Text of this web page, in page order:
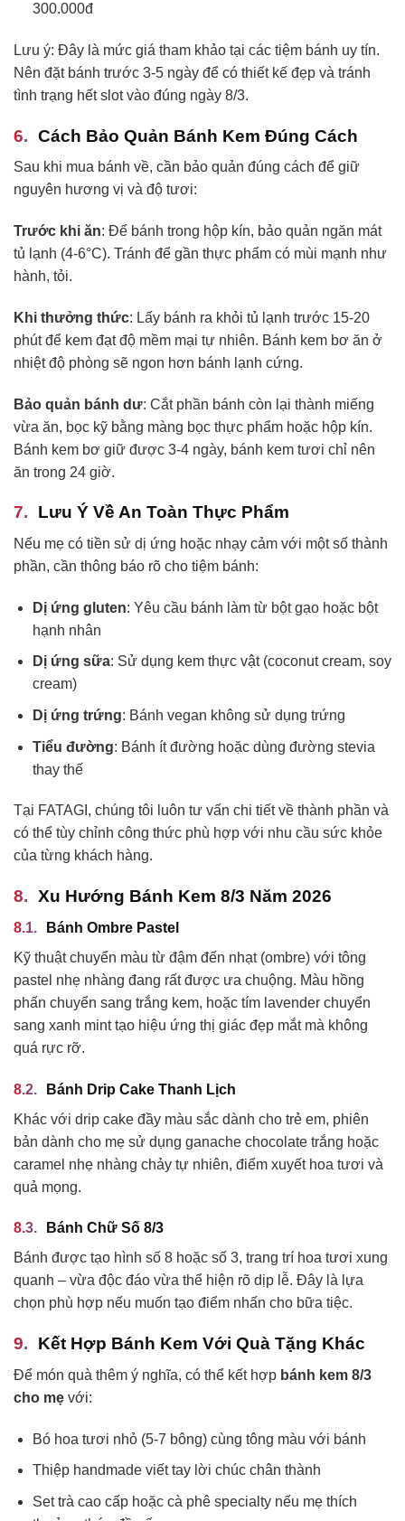
300.000đ
Lưu ý: Đây là mức giá tham khảo tại các tiệm bánh uy tín.
Nên đặt bánh trước 3-5 ngày để có thiết kế đẹp và tránh
tình trạng hết slot vào đúng ngày 8/3.
Cách Bảo Quản Bánh Kem Đúng Cách
Sau khi mua bánh về, cần bảo quản đúng cách để giữ
nguyên hương vị và độ tươi:
Trước khi ăn: Để bánh trong hộp kín, bảo quản ngăn mát
tủ lạnh (4-6°C). Tránh để gần thực phẩm có mùi mạnh như
hành, tỏi.
Khi thưởng thức: Lấy bánh ra khỏi tủ lạnh trước 15-20
phút để kem đạt độ mềm mại tự nhiên. Bánh kem bơ ăn ở
nhiệt độ phòng sẽ ngon hơn bánh lạnh cứng.
Bảo quản bánh dư: Cắt phần bánh còn lại thành miếng
vừa ăn, bọc kỹ bằng màng bọc thực phẩm hoặc hộp kín.
Bánh kem bơ giữ được 3-4 ngày, bánh kem tươi chỉ nên
ăn trong 24 giờ.
Lưu Ý Về An Toàn Thực Phẩm
Nếu mẹ có tiền sử dị ứng hoặc nhạy cảm với một số thành
phần, cần thông báo rõ cho tiệm bánh:
Dị ứng gluten: Yêu cầu bánh làm từ bột gạo hoặc bột
hạnh nhân
Dị ứng sữa: Sử dụng kem thực vật (coconut cream, soy
cream)
Dị ứng trứng: Bánh vegan không sử dụng trứng
Tiểu đường: Bánh ít đường hoặc dùng đường stevia
thay thế
Tại FATAGI, chúng tôi luôn tư vấn chi tiết về thành phần và
có thể tùy chỉnh công thức phù hợp với nhu cầu sức khỏe
của từng khách hàng.
Xu Hướng Bánh Kem 8/3 Năm 2026
Bánh Ombre Pastel
Kỹ thuật chuyển màu từ đậm đến nhạt (ombre) với tông
pastel nhẹ nhàng đang rất được ưa chuộng. Màu hồng
phấn chuyển sang trắng kem, hoặc tím lavender chuyển
sang xanh mint tạo hiệu ứng thị giác đẹp mắt mà không
quá rực rỡ.
Bánh Drip Cake Thanh Lịch
Khác với drip cake đầy màu sắc dành cho trẻ em, phiên
bản dành cho mẹ sử dụng ganache chocolate trắng hoặc
caramel nhẹ nhàng chảy tự nhiên, điểm xuyết hoa tươi và
quả mọng.
Bánh Chữ Số 8/3
Bánh được tạo hình số 8 hoặc số 3, trang trí hoa tươi xung
quanh – vừa độc đáo vừa thể hiện rõ dịp lễ. Đây là lựa
chọn phù hợp nếu muốn tạo điểm nhấn cho bữa tiệc.
Kết Hợp Bánh Kem Với Quà Tặng Khác
Để món quà thêm ý nghĩa, có thể kết hợp bánh kem 8/3
cho mẹ với:
Bó hoa tươi nhỏ (5-7 bông) cùng tông màu với bánh
Thiệp handmade viết tay lời chúc chân thành
Set trà cao cấp hoặc cà phê specialty nếu mẹ thích